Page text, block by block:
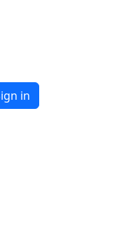
in